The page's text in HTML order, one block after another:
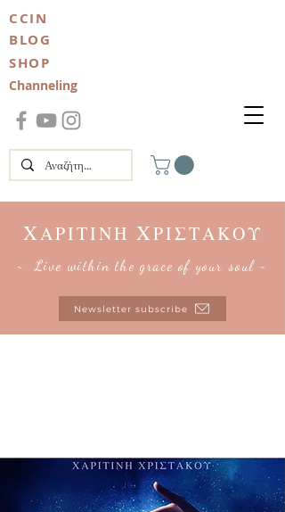
ΧΑΡΙΤΙΝΗ ΧΡΙΣΤΑΚΟΥ
~ Live within the grace of your soul ~
Newsletter subscribe
CCIN
BLOG
SHOP
Channeling